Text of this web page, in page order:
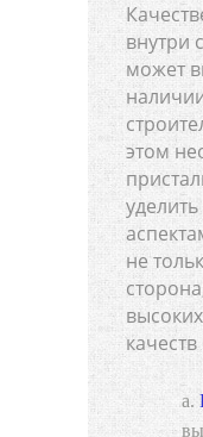
внутри
может
этом
не